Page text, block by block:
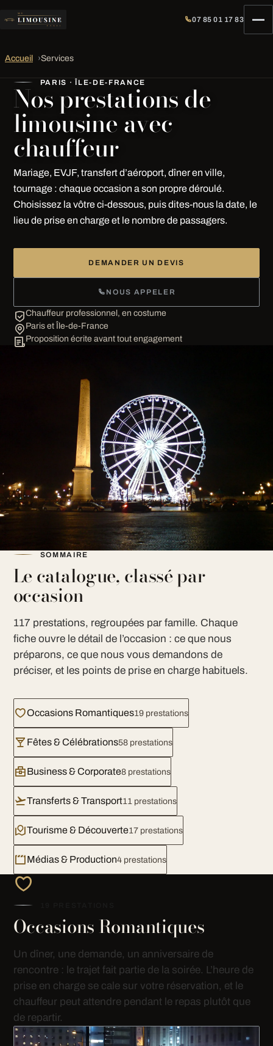
07 85 01 17 83
Accueil ›Services
PARIS · ÎLE-DE-FRANCE
Nos prestations de
limousine avec
chauffeur
Mariage, EVJF, transfert d’aéroport, dîner en ville,
tournage : chaque occasion a son propre déroulé.
Choisissez la vôtre ci-dessous, puis dites-nous la date, le
lieu de prise en charge et le nombre de passagers.
DEMANDER UN DEVIS
NOUS APPELER
Chauffeur professionnel, en costume
Paris et Île-de-France
Proposition écrite avant tout engagement
SOMMAIRE
Le catalogue, classé par
occasion
117 prestations, regroupées par famille. Chaque
fiche ouvre le détail de l’occasion : ce que nous
préparons, ce que nous vous demandons de
préciser, et les points de prise en charge habituels.
Occasions Romantiques19 prestations
Fêtes & Célébrations58 prestations
Business & Corporate8 prestations
Transferts & Transport11 prestations
Tourisme & Découverte17 prestations
Médias & Production4 prestations
Occasions Romantiques
Un dîner, une demande, un anniversaire de
rencontre : le trajet fait partie de la soirée. L’heure de
prise en charge se cale sur votre réservation, et le
chauffeur peut attendre pendant le repas plutôt que
de repartir.